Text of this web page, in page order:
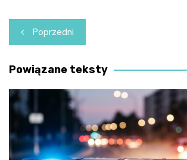
Nawigacja
wpisu
Poprzedni
Powiązane teksty